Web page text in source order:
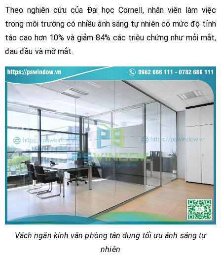
Theo nghiên cứu của Đại học Cornell, nhân viên làm việc
trong môi trường có nhiều ánh sáng tự nhiên có mức độ tỉnh
táo cao hơn 10% và giảm 84% các triệu chứng như mỏi mắt,
đau đầu và mờ mắt.
Vách ngăn kính văn phòng tận dụng tối ưu ánh sáng tự
nhiên